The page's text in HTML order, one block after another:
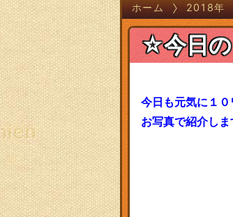
ホーム 2018年
☆今日
今日も元気に１
お写真で紹介しま